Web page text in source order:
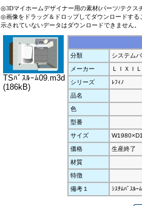
◎3Dマイホームデザイナー用の素材(パーツ/テクス
◎画像をドラッグ＆ドロップしてダウンロードす
示されていないデータはダウンロードできません。
TSﾊﾞｽﾙｰﾑ09.m3d
(186kB)
分類
システム
メーカー
ＬＩＸＩＬ
シリーズ
ﾚﾌｨﾉ
品名
色
型番
サイズ
価格
生産終了
材質
特徴
備考１
ｼｽﾃﾑﾊﾞｽﾙｰﾑ